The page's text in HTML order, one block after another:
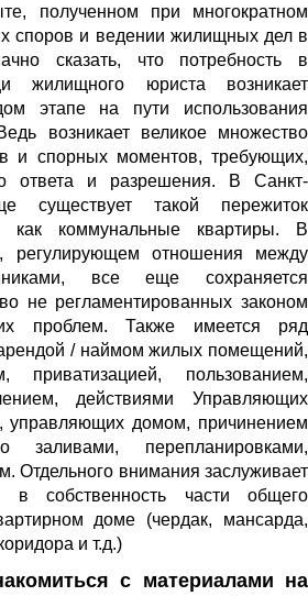
полученном при многократном
споров и ведении жилищных дел в
сказать, что потребность в
жилищного юриста возникает
этапе на пути использования
возникает великое множество
и спорных моментов, требующих,
ответа и разрешения. В Санкт-
существует такой пережиток
как коммунальные квартиры. В
регулирующем отношения между
все еще сохраняется
не регламентированных законом
проблем. Также имеется ряд
/ наймом жилых помещений,
приватизацией, пользованием,
действиями Управляющих
домом, причинением
заливами, перепланировками,
Отдельного внимания заслуживает
в собственность части общего
доме (чердак, мансарда,
и т.д.)
с материалами на